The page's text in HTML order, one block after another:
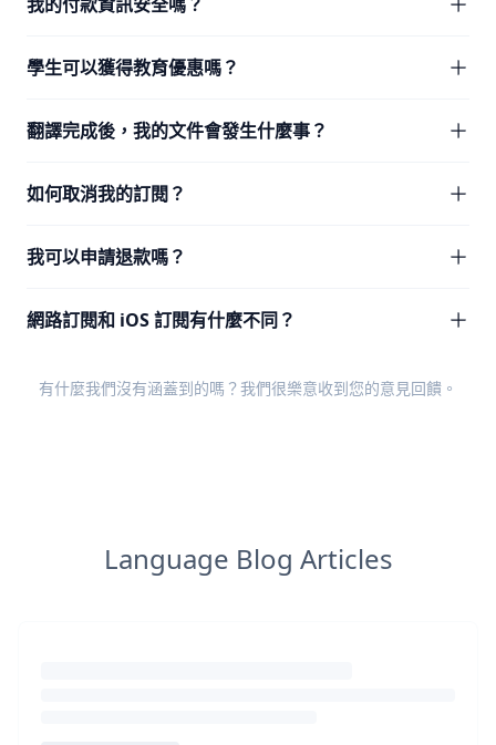
學生可以獲得教育優惠嗎？
翻譯完成後，我的文件會發生什麼事？
如何取消我的訂閱？
我可以申請退款嗎？
網路訂閱和 iOS 訂閱有什麼不同？
有什麼我們沒有涵蓋到的嗎？我們很樂意收到您的意見回饋 。
Language Blog Articles